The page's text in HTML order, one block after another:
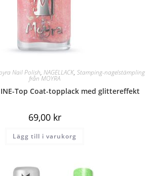
Nail Polish, NAGELLACK, Stamping-nagelstämpling
från MOYRA
Top Coat-topplack med glittereffekt
69,00 kr
Lägg till i varukorg